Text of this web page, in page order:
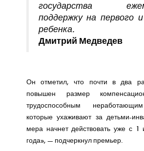
государства
поддержку на первого
ребенка.
Дмитрий Медведев
Он отметил, что почти в два
повышен размер
трудоспособным
которые ухаживают за детьми-
мера начнет действовать уже с 1
года», — подчеркнул премьер.